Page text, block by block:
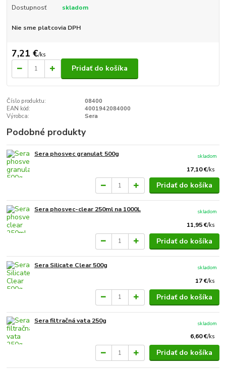
Dostupnosť skladom
Nie sme platcovia DPH
7,21 €/ks
Pridať do košíka
Číslo produktu:
08400
EAN kód:
4001942084000
Výrobca:
Sera
Podobné produkty
Sera phosvec granulat 500g
17,10 €/ks
skladom
Pridať do košíka
Sera phosvec-clear 250ml na 1000L
11,95 €/ks
skladom
Pridať do košíka
Sera Silicate Clear 500g
17 €/ks
skladom
Pridať do košíka
Sera filtračná vata 250g
6,60 €/ks
skladom
Pridať do košíka